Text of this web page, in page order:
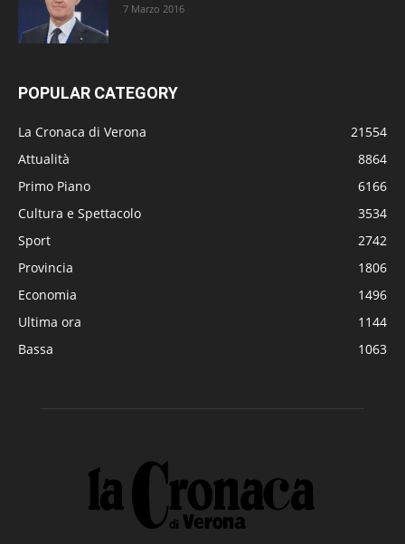
7 Marzo 2016
POPULAR CATEGORY
La Cronaca di Verona
21554
Attualità
8864
Primo Piano
6166
Cultura e Spettacolo
3534
Sport
2742
Provincia
1806
Economia
1496
Ultima ora
1144
Bassa
1063